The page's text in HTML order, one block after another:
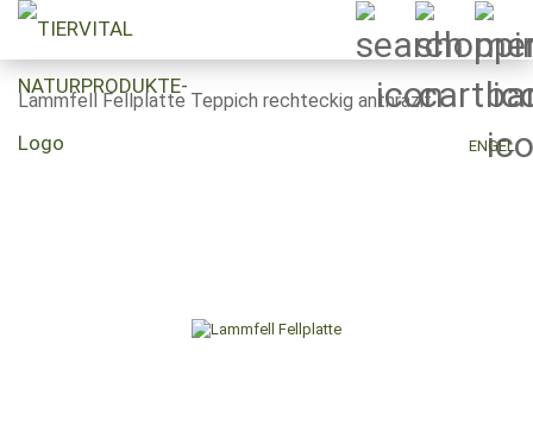
Lammfell Fellplatte Teppich rechteckig anthrazit
ENGEL